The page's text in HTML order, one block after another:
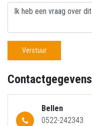
Verstuur
Contactgegevens
Bellen
0522-242343